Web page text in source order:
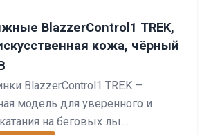
BlazzerControl1 TREK,
кожа, чёрный
BlazzerControl1 TREK –
модель для уверенного и
на беговых лы…